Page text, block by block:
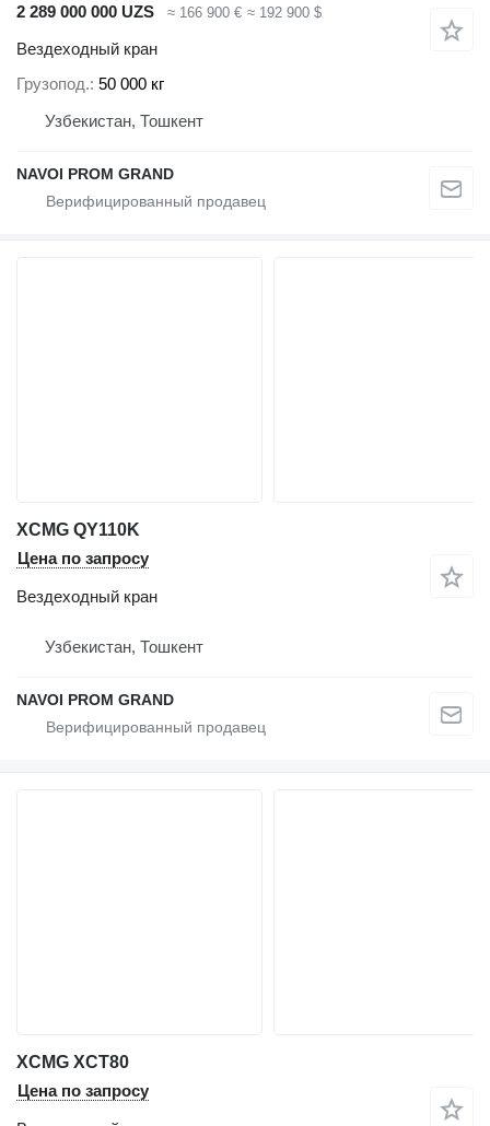
2 289 000 000 UZS
≈ 166 900 € ≈ 192 900 $
Вездеходный кран
Грузопод. 50 000 кг
Узбекистан, Тошкент
NAVOI PROM GRAND
XCMG QY110K
Цена по запросу
Вездеходный кран
Узбекистан, Тошкент
NAVOI PROM GRAND
XCMG XCT80
Цена по запросу